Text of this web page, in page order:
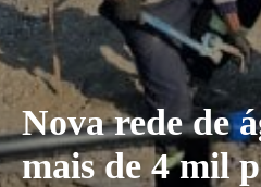
Nova rede de
mais de 4 mil